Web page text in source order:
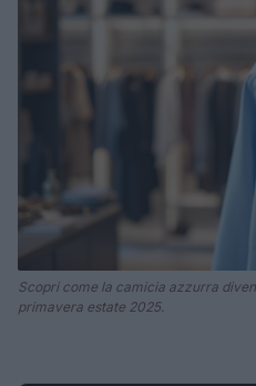
Scopri come la camicia azzurra
primavera estate 2025.